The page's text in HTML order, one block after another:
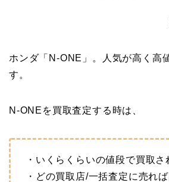
ホンダ「N-ONE」。人気が高く高
す。
N-ONEを買取査定する時は、
・いくらくらいの値段で買取さ
・どの買取店/一括査定に売れ